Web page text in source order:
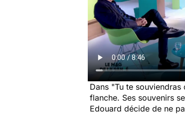
Dans "Tu te souviendras
flanche. Ses souvenirs
Edouard décide de ne